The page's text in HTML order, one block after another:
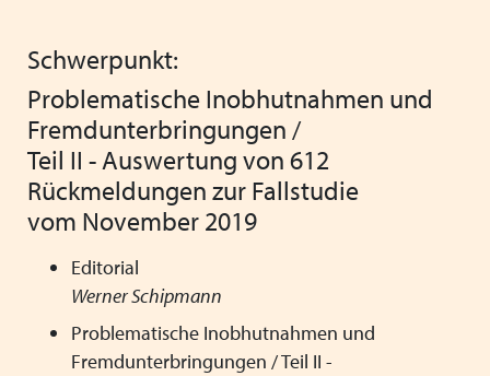
Grundsätze der Arbeit
Präsidium und Geschäftsstelle
Satzung
Links
VPK-Zeitschrift „Blickpunkt Jugendhilfe“
VPK-Schriftenreihe
Fachbeiträge
VPK-Podcast
Finden Sie bundesweit passende
Plätze für Kinder und Jugendliche in
den VPK-Mitgliedseinrichtungen:
www.vpk-einrichtungen.de
Schwerpunkt:
Problematische Inobhutnahmen und
Fremdunterbringungen /
Teil II - Auswertung von 612
Rückmeldungen zur Fallstudie
vom November 2019
Editorial
Werner Schipmann
Problematische Inobhutnahmen und
Fremdunterbringungen / Teil II -